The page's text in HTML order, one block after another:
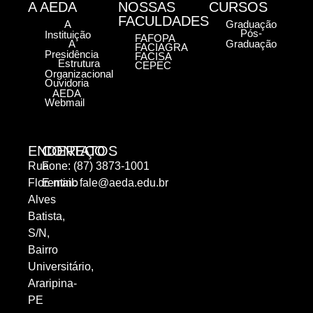
ENDEREÇO
Rua
Florentino
Alves
Batista,
S/N,
Bairro
Universitário,
Araripina-
PE
CONTATOS
Fone: (87) 3873-1001
E-mail:fale@aeda.edu.br
A AEDA
A
Instituição
A
Presidência
Estrutura
Organizacional
Ouvidoria
AEDA
Webmail
NOSSAS
FACULDADES
FAFOPA
FACIAGRA
FACISA
CEPEC
CURSOS
Graduação
Pós-
Graduação